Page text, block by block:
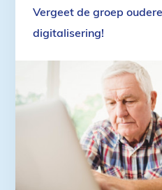
Vergeet de groep
digitalisering!